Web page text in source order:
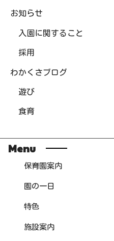
お知らせ
入園に関すること
採用
わかくさブログ
遊び
食育
Menu
保育園案内
園の一日
特色
施設案内